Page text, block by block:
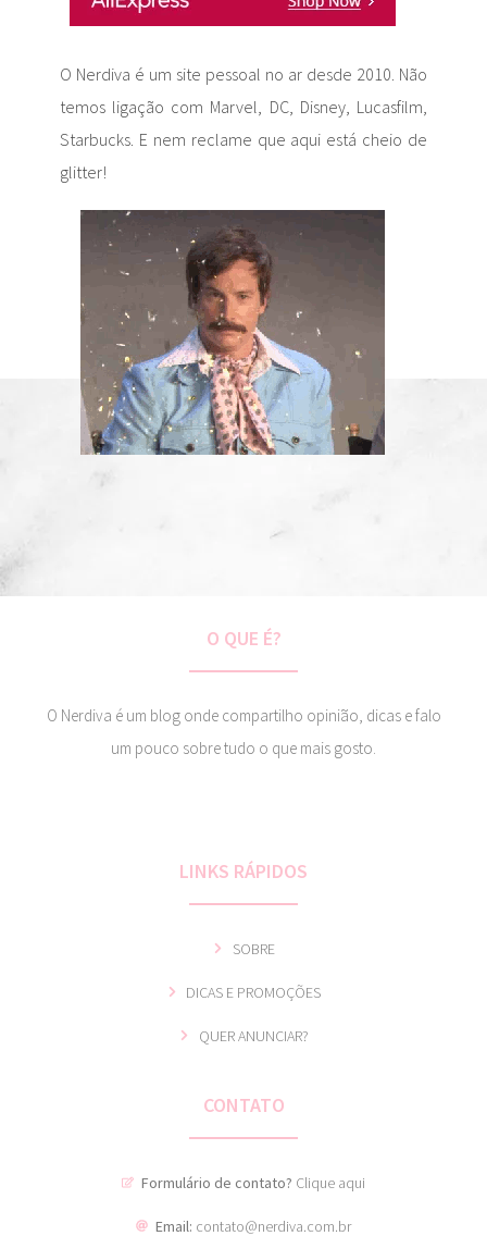
O Nerdiva é um site pessoal no ar desde 2010. Não
temos ligação com Marvel, DC, Disney, Lucasfilm,
Starbucks. E nem reclame que aqui está cheio de
glitter!
O QUE É?
O Nerdiva é um blog onde compartilho opinião, dicas e falo
um pouco sobre tudo o que mais gosto.
LINKS RÁPIDOS
SOBRE
DICAS E PROMOÇÕES
QUER ANUNCIAR?
CONTATO
Formulário de contato? Clique aqui
Email: contato@nerdiva.com.br